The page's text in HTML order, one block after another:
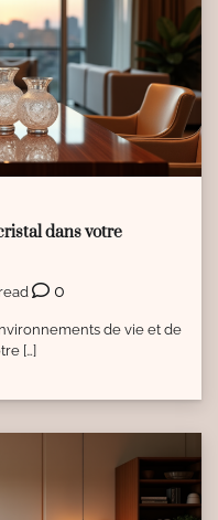
dans votre
0
de vie et de
[…]